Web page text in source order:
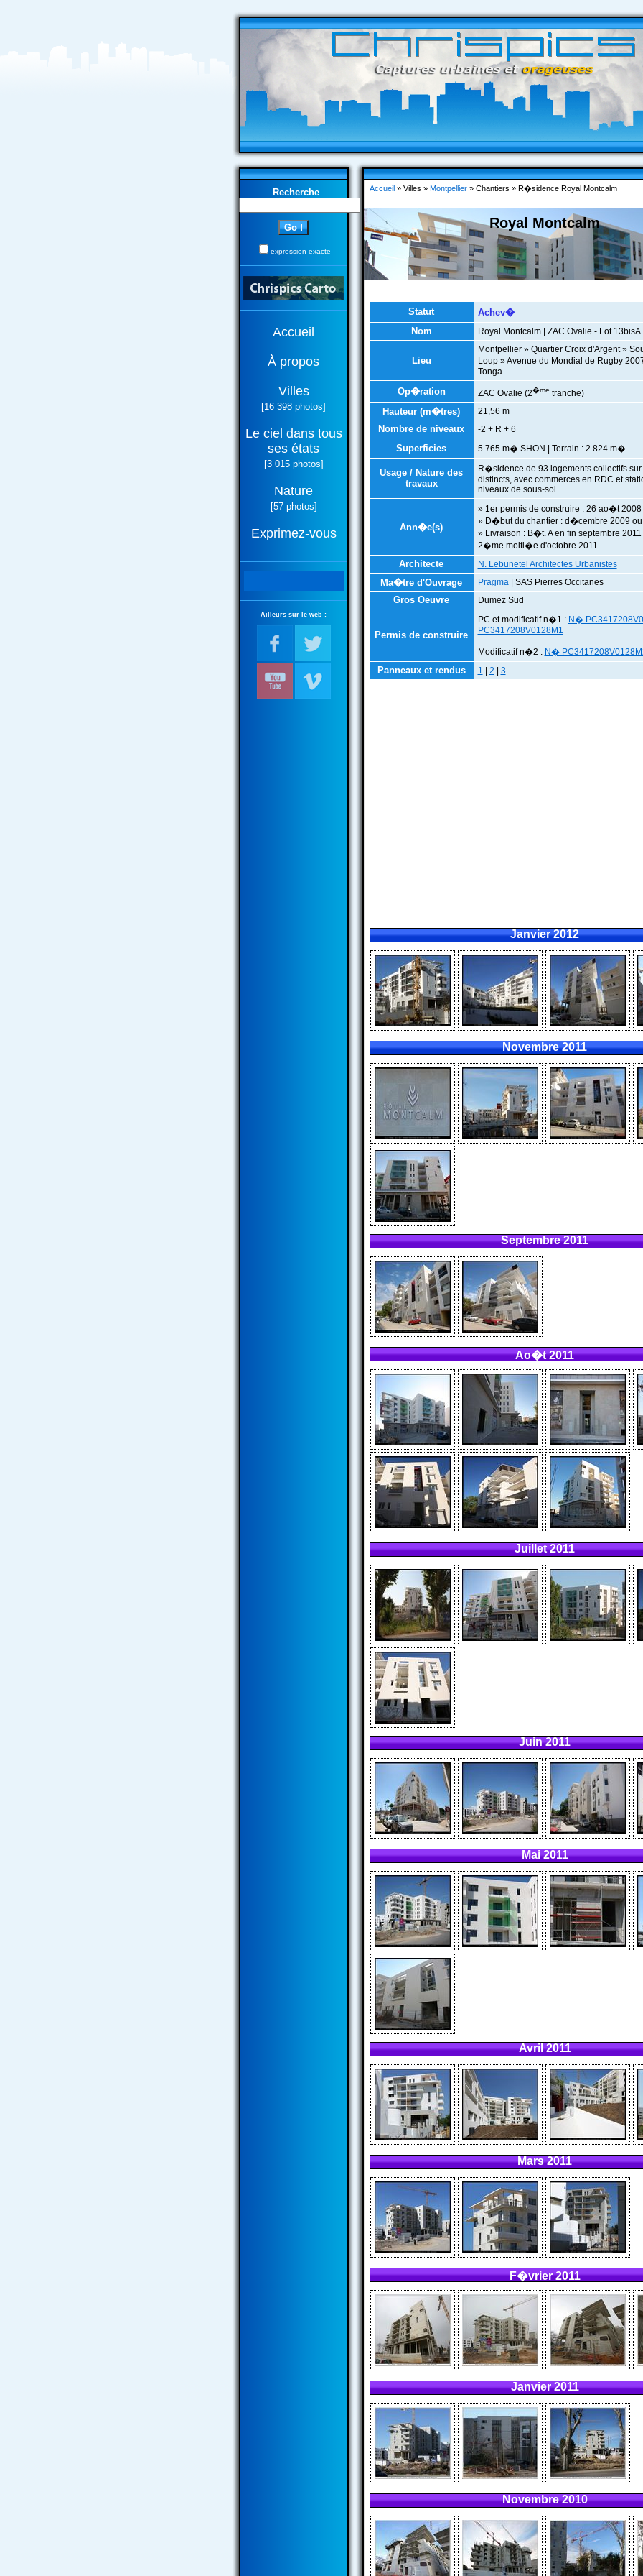
Recherche
expression exacte
Accueil
À propos
Villes
[16 398 photos]
Le ciel dans tous
ses états
[3 015 photos]
Nature
[57 photos]
Exprimez-vous
Ailleurs sur le web :
Accueil» Villes » Montpellier» Chantiers » R�sidence Royal Montcalm
Royal Montcalm
Statut
Achev�
Nom
Royal Montcalm | ZAC Ovalie - Lot 13bisA
Lieu
Montpellier » Quartier Croix d'Argent »
Loup » Avenue du Mondial de Rugby
Tonga
Op�ration ZAC Ovalie (2�me tranche)
Hauteur (m�tres) 21,56 m
Nombre de niveaux -2 + R + 6
Superficies 5 765 m� SHON | Terrain : 2 824 m�
Usage / Nature des
travaux
R�sidence de 93 logements collectifs
distincts, avec commerces en RDC et
niveaux de sous-sol
Ann�e(s)
» 1er permis de construire : 26 ao�t 2008
» D�but du chantier : d�cembre 2009
» Livraison : B�t. A en fin septembre
2�me moiti�e d'octobre 2011
Architecte N. Lebunetel Architectes Urbanistes
Ma�tre d'Ouvrage Pragma| SAS Pierres Occitanes
Gros Oeuvre Dumez Sud
Permis de construire
PC et modificatif n�1 : N�
PC3417208V0128M1
Modificatif n�2 : N�
Panneaux et rendus 1 2 3
Janvier 2012
Novembre 2011
Septembre 2011
Ao�t 2011
Juillet 2011
Juin 2011
Mai 2011
Avril 2011
Mars 2011
F�vrier 2011
Janvier 2011
Novembre 2010